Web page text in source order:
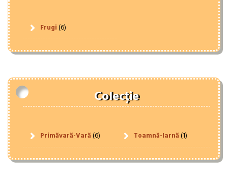
Frugi(6)
Colecție
Primăvară-Vară(6) Toamnă-Iarnă(1)